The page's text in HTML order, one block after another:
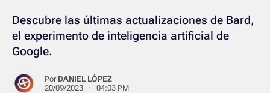
Descubre las últimas actualizaciones de Bard,
el experimento de inteligencia artificial de
Google.
Por DANIEL LÓPEZ
20/09/2023 · 04:03 PM